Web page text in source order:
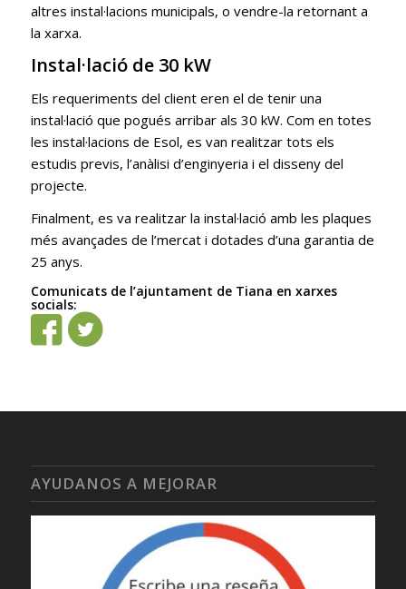
altres instal·lacions municipals, o vendre-la retornant a
la xarxa.
Instal·lació de 30 kW
Els requeriments del client eren el de tenir una
instal·lació que pogués arribar als 30 kW. Com en totes
les instal·lacions de Esol, es van realitzar tots els
estudis previs, l’anàlisi d’enginyeria i el disseny del
projecte.
Finalment, es va realitzar la instal·lació amb les plaques
més avançades de l’mercat i dotades d’una garantia de
25 anys.
Comunicats de l’ajuntament de Tiana en xarxes
socials:
AYUDANOS A MEJORAR